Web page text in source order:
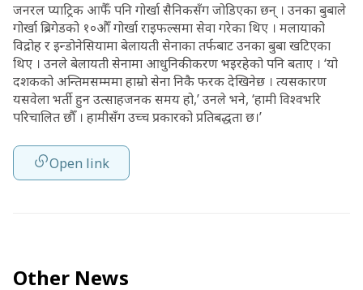
जनरल प्याट्रिक आफैँ पनि गोर्खा सैनिकसँग जोडिएका छन् । उनका बुबाले
गोर्खा ब्रिगेडको १०औँ गोर्खा राइफल्समा सेवा गरेका थिए । मलायाको
विद्रोह र इन्डोनेसियामा बेलायती सेनाका तर्फबाट उनका बुबा खटिएका
थिए । उनले बेलायती सेनामा आधुनिकीकरण भइरहेको पनि बताए । ‘यो
दशकको अन्तिमसम्ममा हाम्रो सेना निकै फरक देखिनेछ । त्यसकारण
यसवेला भर्ती हुन उत्साहजनक समय हो,’ उनले भने, ‘हामी विश्वभरि
परिचालित छौँ । हामीसँग उच्च प्रकारको प्रतिबद्धता छ।’
Open link
Other News